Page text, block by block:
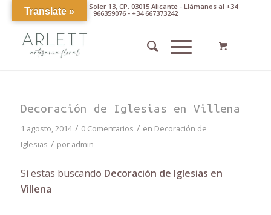
Av. Pintor Xavier Soler 13, CP. 03015 Alicante - Llámanos al +34
966359076 - +34 667373242
Decoración de Iglesias en Villena
1 agosto, 2014 / 0 Comentarios / en Decoración de
Iglesias / por admin
Si estas buscando Decoración de Iglesias en
Villena
Translate »